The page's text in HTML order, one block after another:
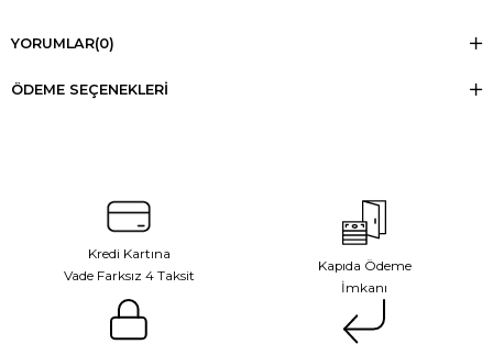
YORUMLAR(0)
ÖDEME SEÇENEKLERI
Kredi Kartına
Vade Farksız 4 Taksit
Kapıda Ödeme
İmkanı